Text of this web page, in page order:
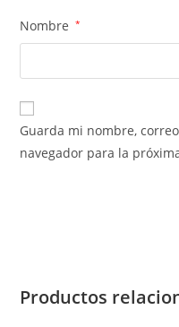
Nombre *
Guarda mi nombre,
navegador para la
Productos